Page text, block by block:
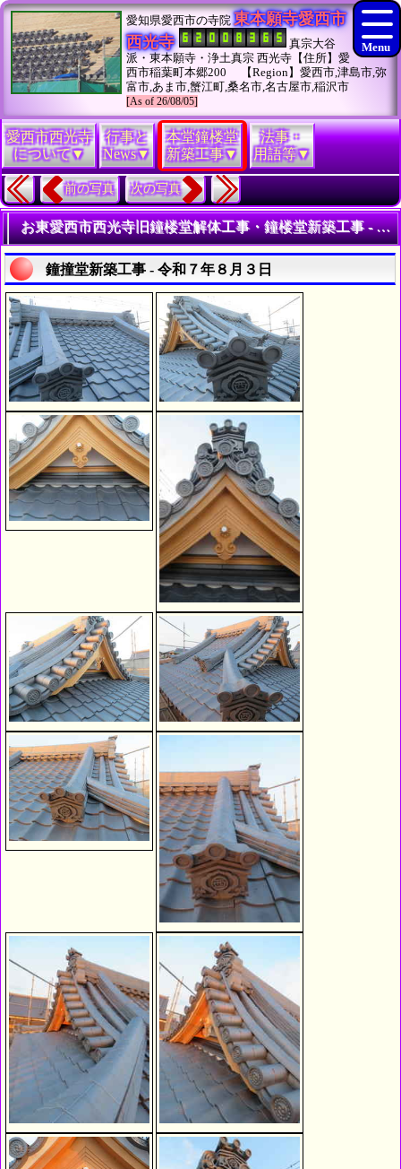
愛知県愛西市の寺院 東本願寺愛西市
西光寺
真宗大谷
派・東本願寺・浄土真宗 西光寺【住所】愛
西市稲葉町本郷200 【Region】愛西市,津島市,弥
富市,あま市,蟹江町,桑名市,名古屋市,稲沢市
[As of 26/08/05]
愛西市西光寺
について▼
行事と
News▼
本堂鐘楼堂
新築工事▼
法事・
用語等▼
前の写真 次の写真
お東愛西市西光寺旧鐘楼堂解体工事・鐘楼堂新築工事 - 令和７年８月-９月 | 寺院・お寺の建築工事履歴写真
鐘撞堂新築工事 - 令和７年８月３日